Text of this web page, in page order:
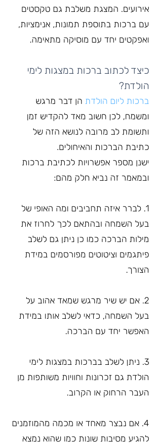
אירועים. המצגת משלבת גם טקסטים
עם ברכות בתוספת תמונות, אנימציות,
ואפקטים יחד עם מוסיקה מתאימה.
כיצד לכתוב ברכות במצגות לימי
הולדת?
ברכות ליום הולדת הן דבר מרגש
ומשמח, לכן חשוב מאד להקדיש זמן
ותשומת לב מרובה לנושא הזה של
כתיבת הברכות והאיחולים.
ישנן מספר אפשרויות לכתיבת ברכות
ובמאמר זה נביא חלק מהם:
1. לברר איזה תחביבים ומה האופי של
בעל השמחה ובהתאם לכך לחרוז את
מילות הברכה כמו כן ניתן גם לשלב
פיתגמים וציטוטים מפורסמים במידת
הצורך.
2. אם יש שיר מרגש שמאד אהוב על
בעל השמחה, כדאי לשלב אותו במידת
האפשר יחד עם הברכה.
3. ניתן לשלב בברכות במצגות לימי
הולדת גם זכרונות וחוויות משותפות מן
העבר הרחוק או הקרוב.
4. אם נבצר מאחד או מכמה מהמוזמנים
להגיע מסיבות שונות כמו שהוא נמצא